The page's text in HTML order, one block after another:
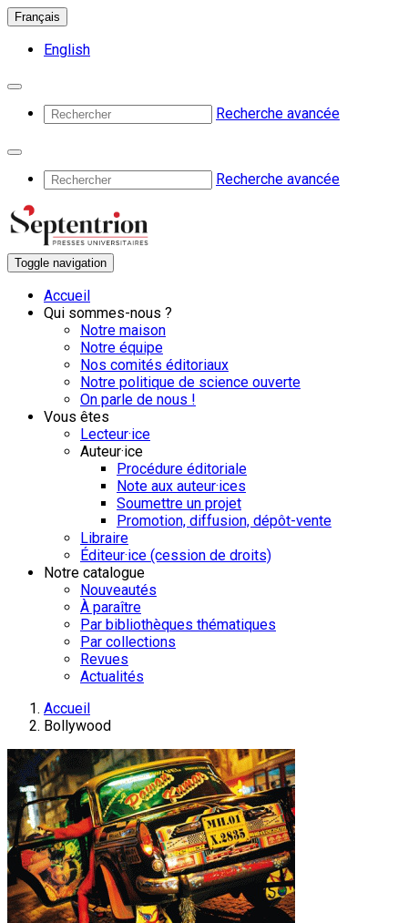
Français
English
Recherche avancée
Recherche avancée
Toggle navigation
Accueil
Qui sommes-nous ?
Notre maison
Notre équipe
Nos comités éditoriaux
Notre politique de science ouverte
On parle de nous !
Vous êtes
Lecteur·ice
Auteur·ice
Procédure éditoriale
Note aux auteur·ices
Soumettre un projet
Promotion, diffusion, dépôt-vente
Libraire
Éditeur·ice (cession de droits)
Notre catalogue
Nouveautés
À paraître
Par bibliothèques thématiques
Par collections
Revues
Actualités
Accueil
Bollywood